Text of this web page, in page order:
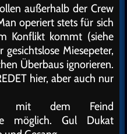
außerhalb der Crew
operiert stets für sich
Konflikt kommt (siehe
gesichtslose Miesepeter,
Überbaus ignorieren.
hier, aber auch nur
mit dem Feind
möglich. Gul Dukat